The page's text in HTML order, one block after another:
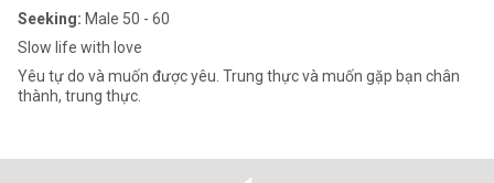
Seeking: Male 50 - 60
Slow life with love
Yêu tự do và muốn được yêu. Trung thực và muốn gặp bạn chân
thành, trung thực.